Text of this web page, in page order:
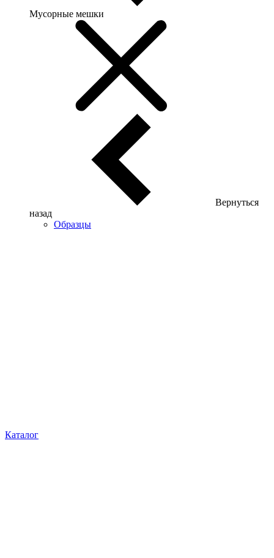
Мусорные мешки
Вернуться
назад
Образцы
Каталог